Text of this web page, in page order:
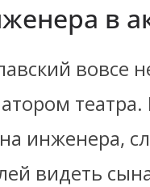
в
вовсе
инженера,
видеть